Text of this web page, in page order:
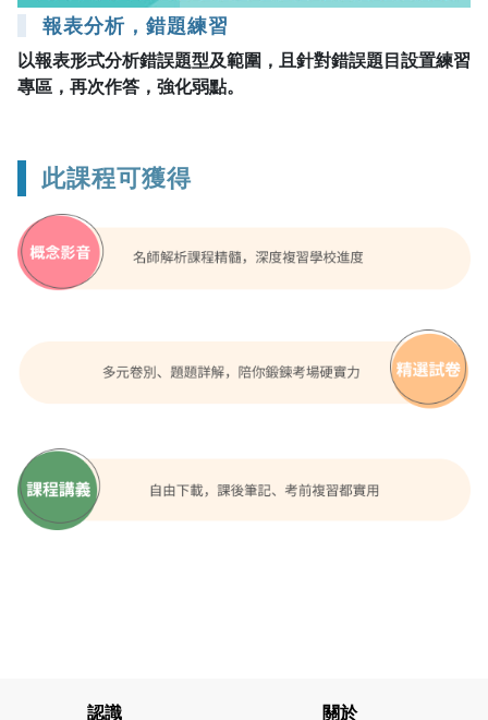
報表分析，錯題練習
以報表形式分析錯誤題型及範圍，且針對錯誤題目設置練習
專區，再次作答，強化弱點。
此課程可獲得
認識 關於